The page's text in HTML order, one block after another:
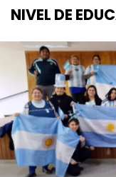
NIVEL DE